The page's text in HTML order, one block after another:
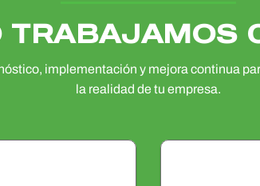
TRABAJAMOS
implementación y mejora continua
la realidad de tu empresa.